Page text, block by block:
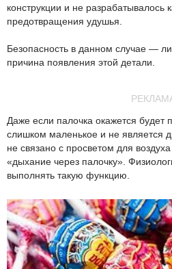
конструкции и не разрабатывалось
предотвращения удушья.
Безопасность в данном случае —
причина появления этой детали.
Даже если палочка окажется будет
слишком маленькое и не является
не связано с просветом для
«дыхание через палочку».
выполнять такую функцию.